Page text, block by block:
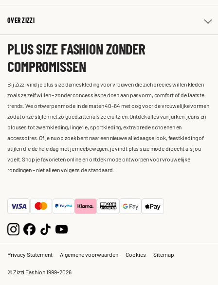
OVER ZIZZI
PLUS SIZE FASHION ZONDER
COMPROMISSEN
Bij Zizzi vind je plus size dameskleding voor vrouwen die zich precies willen kleden
zoals ze zelf willen – zonder concessies te doen aan pasvorm, comfort of de laatste
trends. We ontwerpen mode in de maten 40-64 met oog voor de vrouwelijke vormen,
zodat onze stijlen net zo goed zitten als ze eruitzien. Ontdek alles van jurken, jeans en
blouses tot zwemkleding, lingerie, sportkleding, extra brede schoenen en
accessoires. Of je nu op zoek bent naar een nieuwe alledaagse look, feestkleding of
stijlen die de hele dag met je meebewegen, je vindt plus size mode die echt als jou
voelt. Shop je favorieten online en ontdek mode ontworpen voor vrouwelijke
rondingen – niet alleen volgens de standaard.
Privacy Statement Algemene voorwaarden Cookies Sitemap
© Zizzi Fashion 1999-2026